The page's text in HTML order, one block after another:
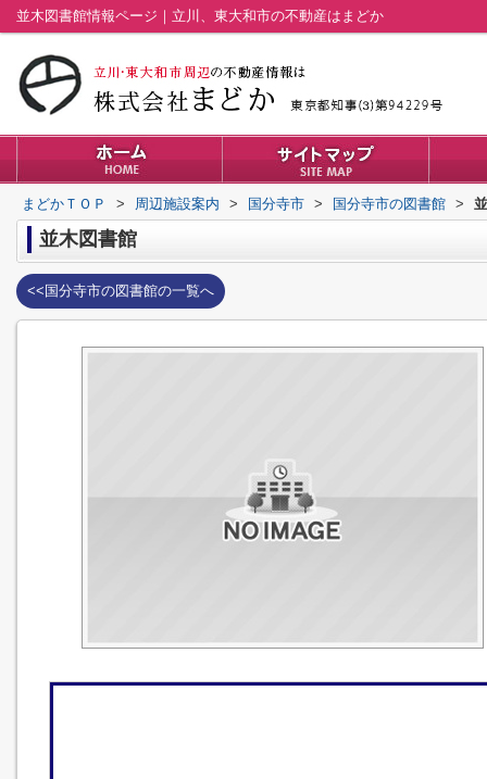
並木図書館情報ページ｜立川、東大和市の不動産はまどか
まどかＴＯＰ > 周辺施設案内 > 国分寺市 > 国分寺市の図書館 >
並木図書館
<<国分寺市の図書館の一覧へ